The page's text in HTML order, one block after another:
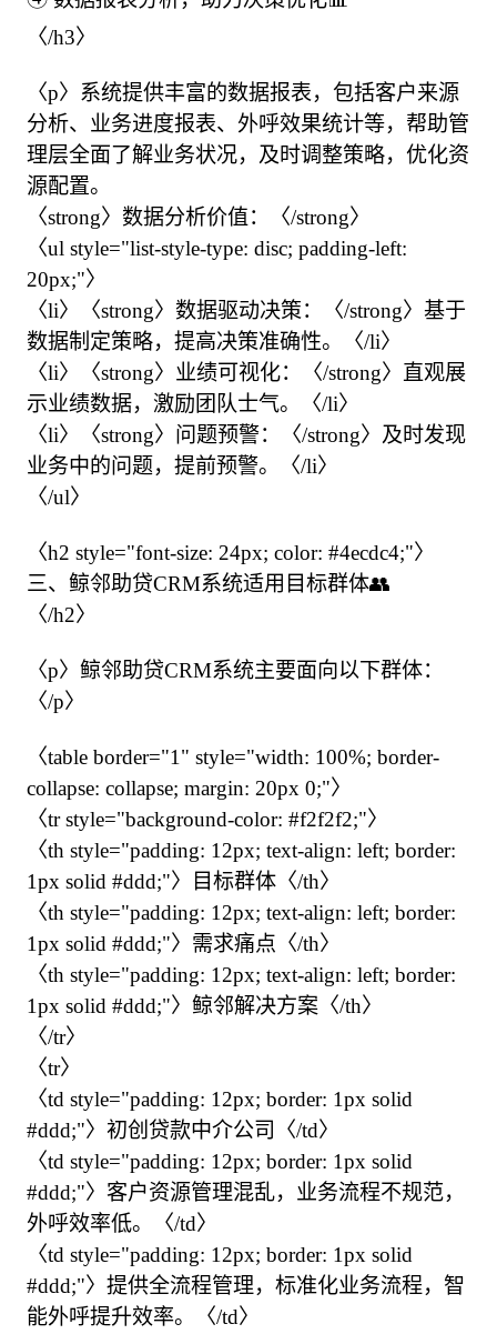
〈/h3〉
〈p〉系统提供丰富的数据报表，包括客户来源
分析、业务进度报表、外呼效果统计等，帮助管
理层全面了解业务状况，及时调整策略，优化资
源配置。
〈strong〉数据分析价值：〈/strong〉
〈ul style="list-style-type: disc; padding-left:
20px;"〉
〈li〉〈strong〉数据驱动决策：〈/strong〉基于
数据制定策略，提高决策准确性。〈/li〉
〈li〉〈strong〉业绩可视化：〈/strong〉直观展
示业绩数据，激励团队士气。〈/li〉
〈li〉〈strong〉问题预警：〈/strong〉及时发现
业务中的问题，提前预警。〈/li〉
〈/ul〉
〈h2 style="font-size: 24px; color: #4ecdc4;"〉
三、鲸邻助贷CRM系统适用目标群体👥
〈/h2〉
〈p〉鲸邻助贷CRM系统主要面向以下群体：
〈/p〉
〈table border="1" style="width: 100%; border-
collapse: collapse; margin: 20px 0;"〉
〈tr style="background-color: #f2f2f2;"〉
〈th style="padding: 12px; text-align: left; border:
1px solid #ddd;"〉目标群体〈/th〉
〈th style="padding: 12px; text-align: left; border:
1px solid #ddd;"〉需求痛点〈/th〉
〈th style="padding: 12px; text-align: left; border:
1px solid #ddd;"〉鲸邻解决方案〈/th〉
〈/tr〉
〈tr〉
〈td style="padding: 12px; border: 1px solid
#ddd;"〉初创贷款中介公司〈/td〉
〈td style="padding: 12px; border: 1px solid
#ddd;"〉客户资源管理混乱，业务流程不规范，
外呼效率低。〈/td〉
〈td style="padding: 12px; border: 1px solid
#ddd;"〉提供全流程管理，标准化业务流程，智
能外呼提升效率。〈/td〉